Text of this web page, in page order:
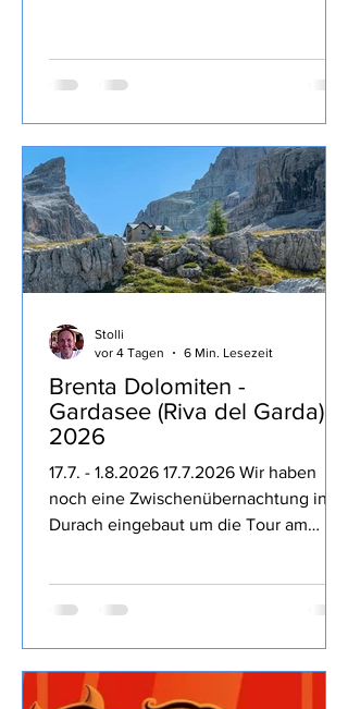
eingebunden, trinkig, passt sehr gut zu
kräftigen Gerichten und zum Genuss
über den Abend.
Brenta Dolomiten -
2026
17.7. - 1.8.2026 17.7.2026 Wir haben
dass die Kampftrinker des Ortes den
Freitag Abend nutzen um bis 23:30 Uhr
lautstark die Nacht zum Tage machen
hätten wir nicht direkt erwartet,
Stolli
vor 4 Tagen
6 Min. Lesezeit